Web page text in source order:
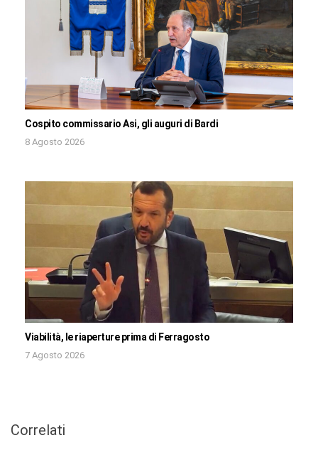
Cospito commissario Asi, gli auguri di Bardi
8 Agosto 2026
Viabilità, le riaperture prima di Ferragosto
7 Agosto 2026
Correlati